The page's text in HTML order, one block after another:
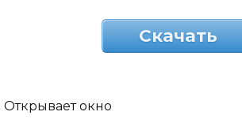
Скачать
Открывает окно